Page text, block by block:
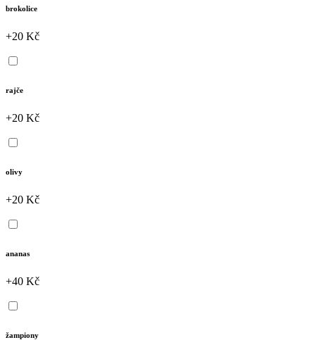
brokolice
+20 Kč
rajče
+20 Kč
olivy
+20 Kč
ananas
+40 Kč
žampiony